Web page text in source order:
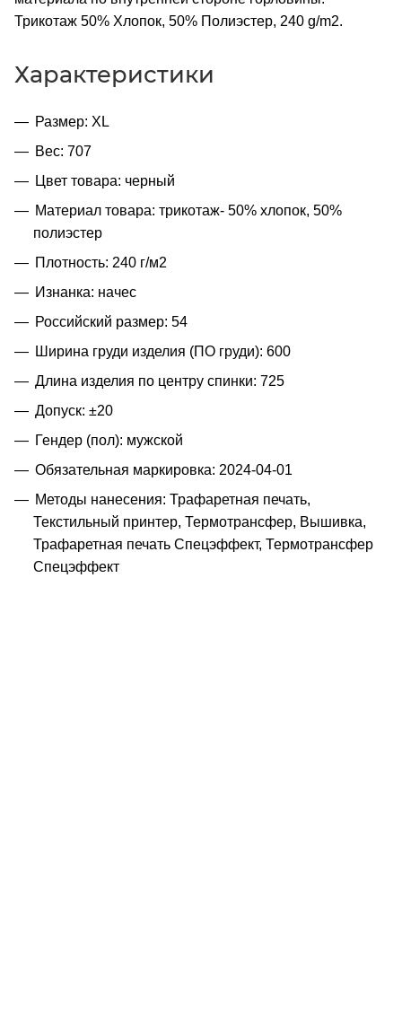
Трикотаж 50% Хлопок, 50% Полиэстер, 240 g/m2.
Характеристики
Размер: XL
Вес: 707
Цвет товара: черный
Материал товара: трикотаж- 50% хлопок, 50%
полиэстер
Плотность: 240 г/м2
Изнанка: начес
Российский размер: 54
Ширина груди изделия (ПО груди): 600
Длина изделия по центру спинки: 725
Допуск: ±20
Гендер (пол): мужской
Обязательная маркировка: 2024-04-01
Методы нанесения: Трафаретная печать,
Текстильный принтер, Термотрансфер, Вышивка,
Трафаретная печать Спецэффект, Термотрансфер
Спецэффект